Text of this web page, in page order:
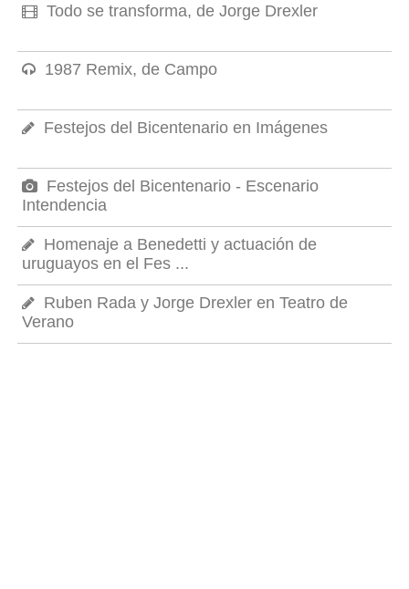
Todo se transforma, de Jorge Drexler
1987 Remix, de Campo
Festejos del Bicentenario en Imágenes
Festejos del Bicentenario - Escenario
Intendencia
Homenaje a Benedetti y actuación de
uruguayos en el Fes ...
Ruben Rada y Jorge Drexler en Teatro de
Verano